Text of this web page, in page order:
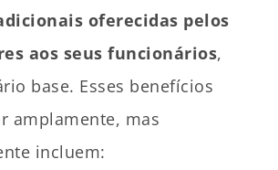
oferecidas pelos
aos seus funcionários,
base. Esses benefícios
amplamente, mas
incluem: